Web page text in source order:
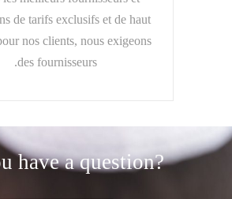
de tarifs exclusifs et de haut
nos clients, nous exigeons
des fournisseurs.
?Do you have a question